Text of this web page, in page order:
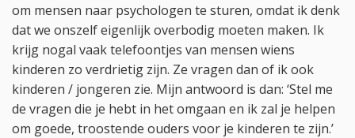
om mensen naar psychologen te sturen, omdat ik denk
dat we onszelf eigenlijk overbodig moeten maken. Ik
krijg nogal vaak telefoontjes van mensen wiens
kinderen zo verdrietig zijn. Ze vragen dan of ik ook
kinderen / jongeren zie. Mijn antwoord is dan: ‘Stel me
de vragen die je hebt in het omgaan en ik zal je helpen
om goede, troostende ouders voor je kinderen te zijn.’